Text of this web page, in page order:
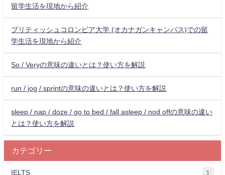
留学生活を現地から紹介
ブリティッシュコロンビア大学 (オカナガンキャンパス)での留
学生活を現地から紹介
So / Veryの意味の違いとは？使い方を解説
run / jog / sprintの意味の違いとは？使い方を解説
sleep / nap / doze / go to bed / fall asleep / nod offの意味の違い
とは？使い方を解説
カテゴリー
IELTS 1